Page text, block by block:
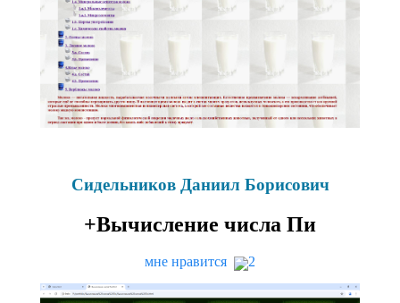
Сидельников Даниил Борисович
+Вычисление числа Пи
мне нравится 2